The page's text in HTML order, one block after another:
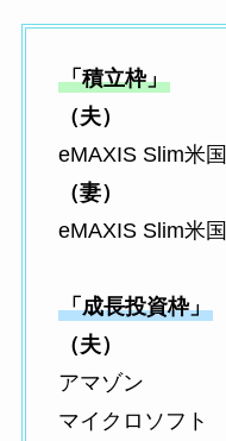
「積立枠」
（夫）
eMAXIS Slim米
（妻）
eMAXIS Slim米
「成長投資枠」
（夫）
アマゾン １
マイクロソフト